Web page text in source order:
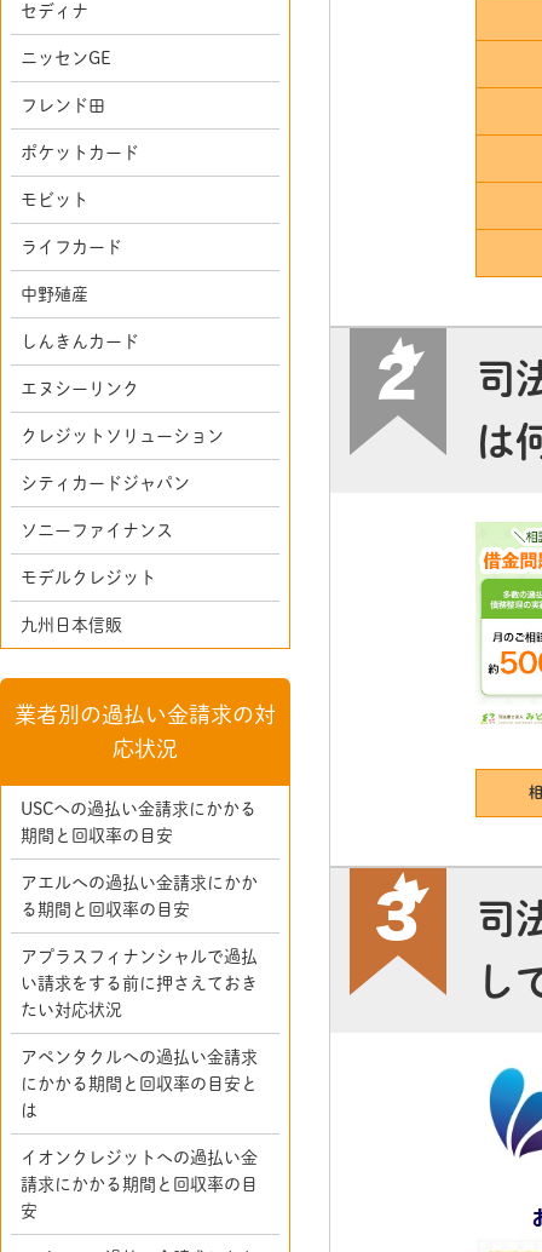
司
は
司
し
セディナ
ニッセンGE
フレンド田
ポケットカード
モビット
ライフカード
中野殖産
しんきんカード
エヌシーリンク
クレジットソリューション
シティカードジャパン
ソニーファイナンス
モデルクレジット
九州日本信販
業者別の過払い金請求の対
応状況
USCへの過払い金請求にかかる
期間と回収率の目安
アエルへの過払い金請求にかか
る期間と回収率の目安
アプラスフィナンシャルで過払
い請求をする前に押さえておき
たい対応状況
アペンタクルへの過払い金請求
にかかる期間と回収率の目安と
は
イオンクレジットへの過払い金
請求にかかる期間と回収率の目
安